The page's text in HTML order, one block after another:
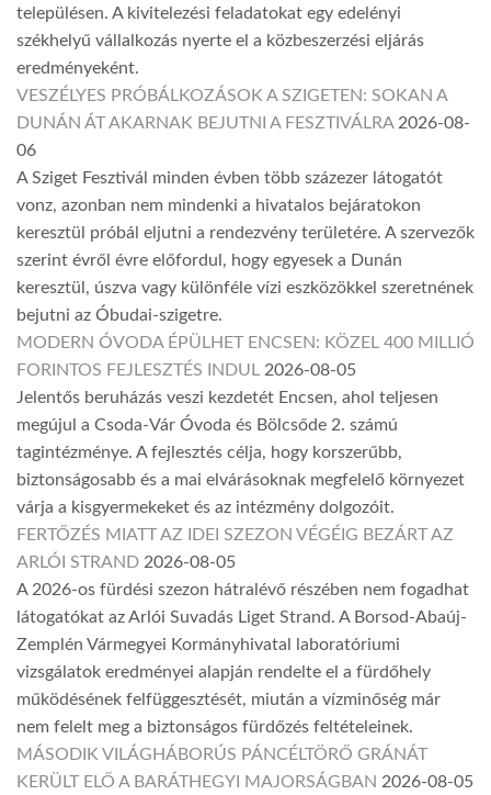
településen. A kivitelezési feladatokat egy edelényi
székhelyű vállalkozás nyerte el a közbeszerzési eljárás
eredményeként.
VESZÉLYES PRÓBÁLKOZÁSOK A SZIGETEN: SOKAN A
DUNÁN ÁT AKARNAK BEJUTNI A FESZTIVÁLRA 2026-08-
06
A Sziget Fesztivál minden évben több százezer látogatót
vonz, azonban nem mindenki a hivatalos bejáratokon
keresztül próbál eljutni a rendezvény területére. A szervezők
szerint évről évre előfordul, hogy egyesek a Dunán
keresztül, úszva vagy különféle vízi eszközökkel szeretnének
bejutni az Óbudai-szigetre.
MODERN ÓVODA ÉPÜLHET ENCSEN: KÖZEL 400 MILLIÓ
FORINTOS FEJLESZTÉS INDUL 2026-08-05
Jelentős beruházás veszi kezdetét Encsen, ahol teljesen
megújul a Csoda-Vár Óvoda és Bölcsőde 2. számú
tagintézménye. A fejlesztés célja, hogy korszerűbb,
biztonságosabb és a mai elvárásoknak megfelelő környezet
várja a kisgyermekeket és az intézmény dolgozóit.
FERTŐZÉS MIATT AZ IDEI SZEZON VÉGÉIG BEZÁRT AZ
ARLÓI STRAND 2026-08-05
A 2026-os fürdési szezon hátralévő részében nem fogadhat
látogatókat az Arlói Suvadás Liget Strand. A Borsod-Abaúj-
Zemplén Vármegyei Kormányhivatal laboratóriumi
vizsgálatok eredményei alapján rendelte el a fürdőhely
működésének felfüggesztését, miután a vízminőség már
nem felelt meg a biztonságos fürdőzés feltételeinek.
MÁSODIK VILÁGHÁBORÚS PÁNCÉLTÖRŐ GRÁNÁT
KERÜLT ELŐ A BARÁTHEGYI MAJORSÁGBAN 2026-08-05